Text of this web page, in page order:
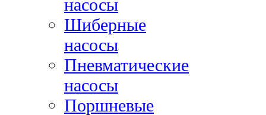
насосы
Шиберные
насосы
Пневматические
насосы
Поршневые